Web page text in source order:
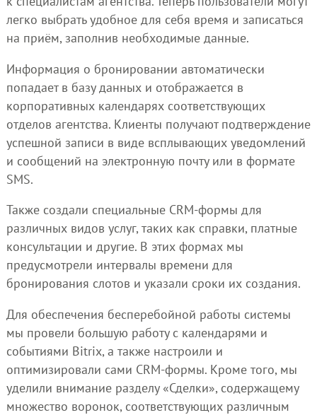
легко выбрать удобное для себя время и записаться
на приём, заполнив необходимые данные.
Информация о бронировании автоматически
попадает в базу данных и отображается в
корпоративных календарях соответствующих
отделов агентства. Клиенты получают подтверждение
успешной записи в виде всплывающих уведомлений
и сообщений на электронную почту или в формате
SMS.
Также создали специальные CRM-формы для
различных видов услуг, таких как справки, платные
консультации и другие. В этих формах мы
предусмотрели интервалы времени для
бронирования слотов и указали сроки их создания.
Для обеспечения бесперебойной работы системы
мы провели большую работу с календарями и
событиями Bitrix, а также настроили и
оптимизировали сами CRM-формы. Кроме того, мы
уделили внимание разделу «Сделки», содержащему
множество воронок, соответствующих различным